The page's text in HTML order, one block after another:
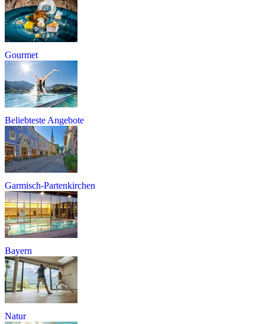
Gourmet
Beliebteste Angebote
Garmisch-Partenkirchen
Bayern
Natur